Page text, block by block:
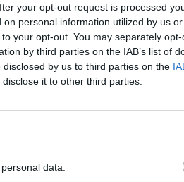
your opt-out request is processed
personal information utilized by us
your opt-out. You may separately
by third parties on the IAB’s list of
by us to third parties on the
it to other third parties.
data.
οποίο ασκεί κριτική στη χρήση
γίνει. Το ακουστικό μέρος
καθώς και από εργοστάσια
την έννοια της ανακύκλωσης.
εικόνων και βίντεο με την
ενεργά στο ίδιο το έργο με το
χρήσιμο. Κατ’ αυτόν τον
η Σοφία
Ενδυματολογία: Λίνα